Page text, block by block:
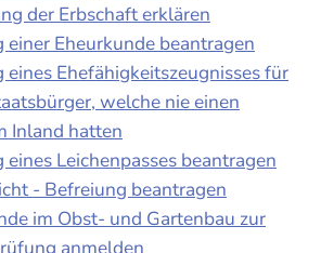
der Erbschaft erklären
Eheurkunde beantragen
Ehefähigkeitszeugnisses für
welche nie einen
Inland hatten
Leichenpasses beantragen
- Befreiung beantragen
im Obst- und Gartenbau zur